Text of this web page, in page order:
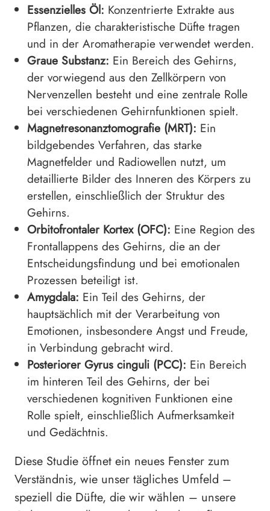
Essenzielles Öl: Konzentrierte Extrakte aus
Pflanzen, die charakteristische Düfte tragen
und in der Aromatherapie verwendet werden.
Graue Substanz: Ein Bereich des Gehirns,
der vorwiegend aus den Zellkörpern von
Nervenzellen besteht und eine zentrale Rolle
bei verschiedenen Gehirnfunktionen spielt.
Magnetresonanztomografie (MRT): Ein
bildgebendes Verfahren, das starke
Magnetfelder und Radiowellen nutzt, um
detaillierte Bilder des Inneren des Körpers zu
erstellen, einschließlich der Struktur des
Gehirns.
Orbitofrontaler Kortex (OFC): Eine Region des
Frontallappens des Gehirns, die an der
Entscheidungsfindung und bei emotionalen
Prozessen beteiligt ist.
Amygdala: Ein Teil des Gehirns, der
hauptsächlich mit der Verarbeitung von
Emotionen, insbesondere Angst und Freude,
in Verbindung gebracht wird.
Posteriorer Gyrus cinguli (PCC): Ein Bereich
im hinteren Teil des Gehirns, der bei
verschiedenen kognitiven Funktionen eine
Rolle spielt, einschließlich Aufmerksamkeit
und Gedächtnis.
Diese Studie öffnet ein neues Fenster zum
Verständnis, wie unser tägliches Umfeld –
speziell die Düfte, die wir wählen – unsere